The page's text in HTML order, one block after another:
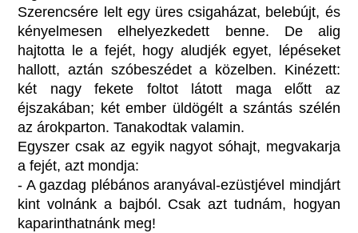
Szerencsére lelt egy üres csigaházat, belebújt, és
kényelmesen elhelyezkedett benne. De alig
hajtotta le a fejét, hogy aludjék egyet, lépéseket
hallott, aztán szóbeszédet a közelben. Kinézett:
két nagy fekete foltot látott maga előtt az
éjszakában; két ember üldögélt a szántás szélén
az árokparton. Tanakodtak valamin.
Egyszer csak az egyik nagyot sóhajt, megvakarja
a fejét, azt mondja:
- A gazdag plébános aranyával-ezüstjével mindjárt
kint volnánk a bajból. Csak azt tudnám, hogyan
kaparinthatnánk meg!